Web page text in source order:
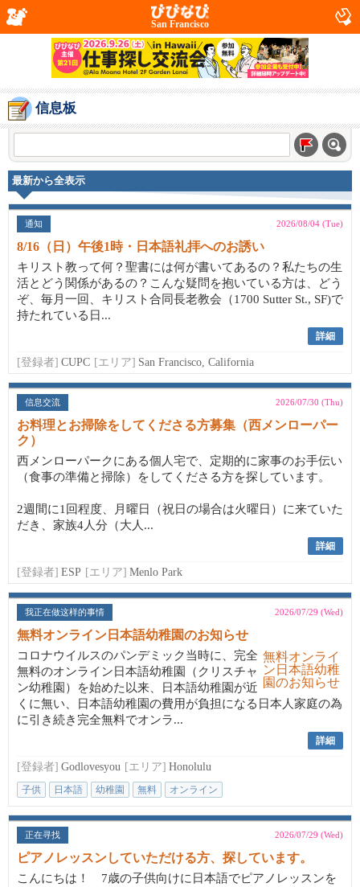
San Francisco
信息板
最新から全表示
通知 2026/08/04 (Tue)
8/16（日）午後1時・日本語礼拝へのお誘い
キリスト教って何？聖書には何が書いてあるの？私たちの生
活とどう関係があるの？こんな疑問を抱いている方は、どう
ぞ、毎月一回、キリスト合同長老教会（1700 Sutter St., SF)で
持たれている日...
詳細
[登録者] CUPC [エリア] San Francisco, California
信息交流 2026/07/30 (Thu)
お料理とお掃除をしてくださる方募集（西メンローパー
ク）
西メンローパークにある個人宅で、定期的に家事のお手伝い
（食事の準備と掃除）をしてくださる方を探しています。
2週間に1回程度、月曜日（祝日の場合は火曜日）に来ていた
だき、家族4人分（大人...
詳細
[登録者] ESP [エリア] Menlo Park
我正在做这样的事情 2026/07/29 (Wed)
無料オンライン日本語幼稚園のお知らせ
コロナウイルスのパンデミック当時に、完全
無料のオンライン日本語幼稚園（クリスチャ
ン幼稚園）を始めた以来、日本語幼稚園が近
くに無い、日本語幼稚園の費用が負担になる日本人家庭の為
に引き続き完全無料でオンラ...
詳細
[登録者] Godlovesyou [エリア] Honolulu
子供 日本語 幼稚園 無料 オンライン
正在寻找 2026/07/29 (Wed)
ピアノレッスンしていただける方、探しています。
こんにちは！ 7歳の子供向けに日本語でピアノレッスンを